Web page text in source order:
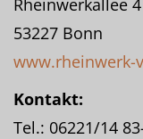
Rheinwerkallee 4
53227 Bonn
www.rheinwerk-
Kontakt:
Tel.: 06221/14